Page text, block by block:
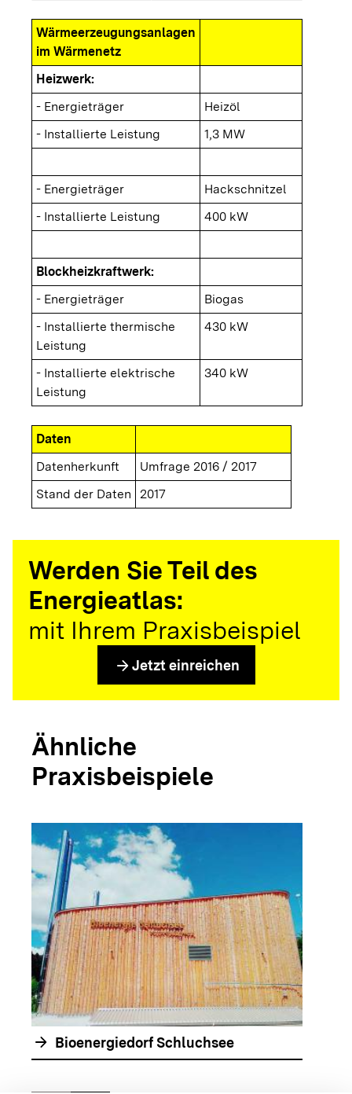
Wärmeerzeugungsanlagen
im Wärmenetz
Heizwerk:
- Energieträger
Heizöl
- Installierte Leistung
1,3 MW
- Energieträger
Hackschnitzel
- Installierte Leistung
400 kW
Blockheizkraftwerk:
- Energieträger
Biogas
- Installierte thermische
Leistung
430 kW
- Installierte elektrische
Leistung
340 kW
Daten
Datenherkunft
Umfrage 2016 / 2017
Stand der Daten
2017
Werden Sie Teil des
Energieatlas:
mit Ihrem Praxisbeispiel
arrow_forward Jetzt einreichen
Ähnliche
Praxisbeispiele
arrow_forward Bioenergiedorf Schluchsee